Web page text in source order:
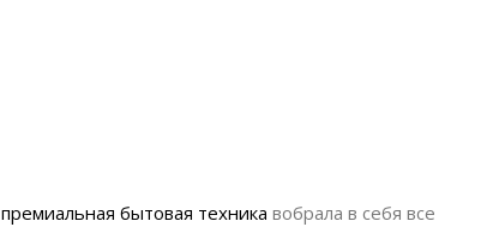
премиальная бытовая техника вобрала в себя все